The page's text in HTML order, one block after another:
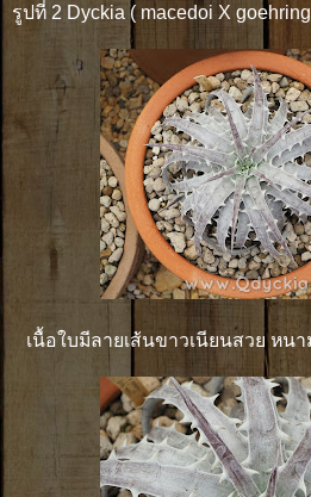
รูปที่ 2 Dyckia ( macedoi X
เนื้อใบมีลายเส้นขาวเนียนสวย หน